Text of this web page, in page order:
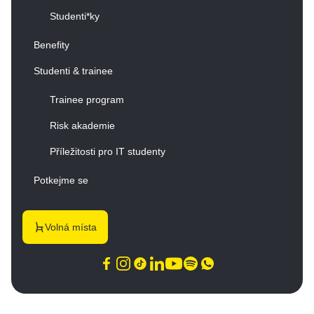
Studenti*ky
Benefity
Studenti & trainee
Trainee program
Risk akademie
Příležitosti pro IT studenty
Potkejme se
Volná místa